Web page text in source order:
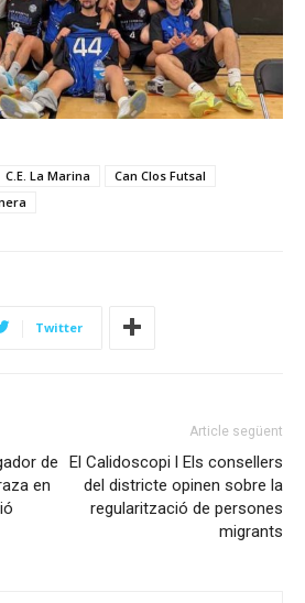
C.E. La Marina
Can Clos Futsal
Twitter
de
en
Article següent
El Calidoscopi l Els consellers
del districte opinen sobre la
regularització de persones
migrants